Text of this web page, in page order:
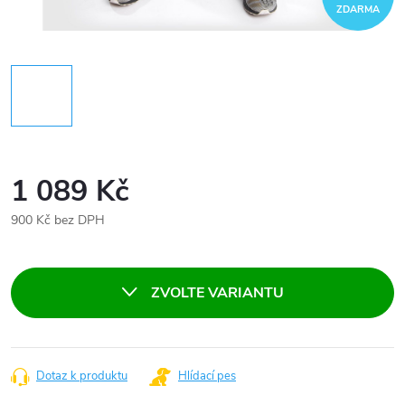
ZDARMA
1 089 Kč
900 Kč bez DPH
ZVOLTE VARIANTU
Dotaz k produktu Hlídací pes